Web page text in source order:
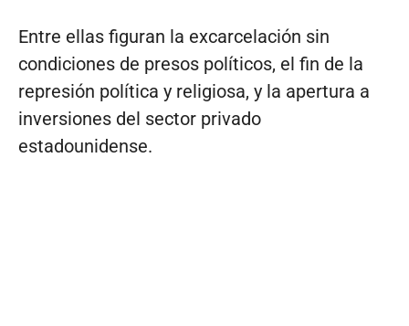
Entre ellas figuran la excarcelación sin
condiciones de presos políticos, el fin de la
represión política y religiosa, y la apertura a
inversiones del sector privado
estadounidense.